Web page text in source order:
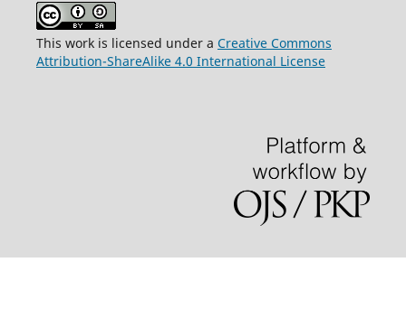
This work is licensed under a Creative Commons
Attribution-ShareAlike 4.0 International License